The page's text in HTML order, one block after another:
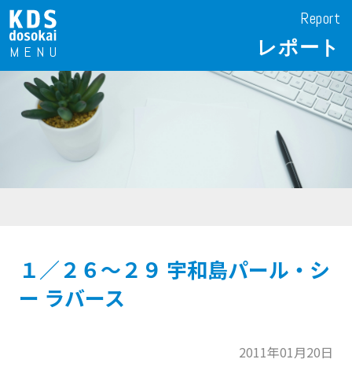
Report
レポート
１／２６～２９ 宇和島パール・シ
ー ラバース
2011年01月20日